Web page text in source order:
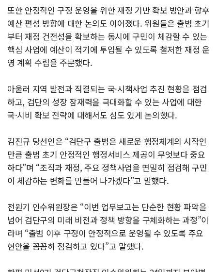
또한 안정적인 구정 운영을 위한 재정 기반 확보 방안과 향후
예산 편성 방향에 대한 논의도 이어졌다. 위원들은 출범 초기
부터 재정 건전성을 확보하는 동시에 구민이 체감할 수 있는
핵심 사업에 예산이 적기에 투입될 수 있도록 철저한 재정 운
영 계획 수립을 주문했다.
아울러 지역 발전과 직결되는 국·시책사업 추진 현황을 점검
하고, 검단의 성장 잠재력을 극대화할 수 있는 사업에 대한
국·시비 확보 전략에 대해서도 심도 있게 논의했다.
김진규 당선인은 “검단구 출범은 새로운 행정체계의 시작인
만큼 출범 초기 안정적인 행정서비스 제공이 무엇보다 중요
하다”며 “조직과 재정, 주요 정책사업을 면밀히 점검해 구민
이 체감하는 변화를 만들어 나가겠다”고 말했다.
전원기 인수위원장은 “이번 업무보고는 단순한 현황 파악을
넘어 검단구의 미래 비전과 정책 방향을 구체화하는 과정”이
라며 “출범 이후 구정이 안정적으로 운영될 수 있도록 주요
현안을 꼼꼼히 점검하고 있다”고 말했다.